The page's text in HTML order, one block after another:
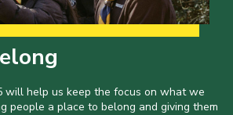
will help us keep the focus on what we
people a place to belong and giving them